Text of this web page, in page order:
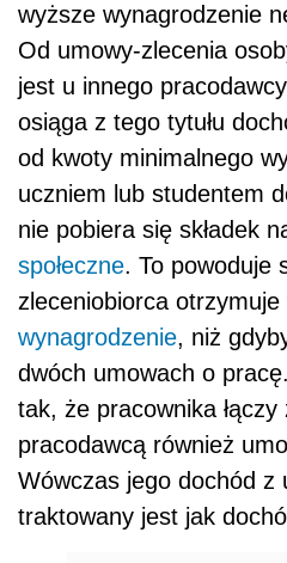
wyższe wynagrodzenie
Od umowy-zlecenia
jest u innego
osiąga z tego tytułu
od kwoty minimalnego
uczniem lub studentem
nie pobiera się składek
społeczne. To powoduje
zleceniobiorca otrzymuje
wynagrodzenie, niż
dwóch umowach o
tak, że pracownika
pracodawcą również
Wówczas jego dochód z
traktowany jest jak